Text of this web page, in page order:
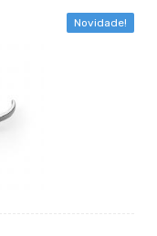
Novidade!